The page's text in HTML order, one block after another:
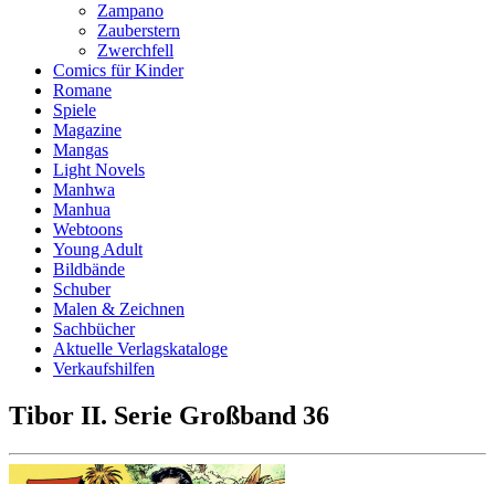
Zampano
Zauberstern
Zwerchfell
Comics für Kinder
Romane
Spiele
Magazine
Mangas
Light Novels
Manhwa
Manhua
Webtoons
Young Adult
Bildbände
Schuber
Malen & Zeichnen
Sachbücher
Aktuelle Verlagskataloge
Verkaufshilfen
Tibor II. Serie Großband 36